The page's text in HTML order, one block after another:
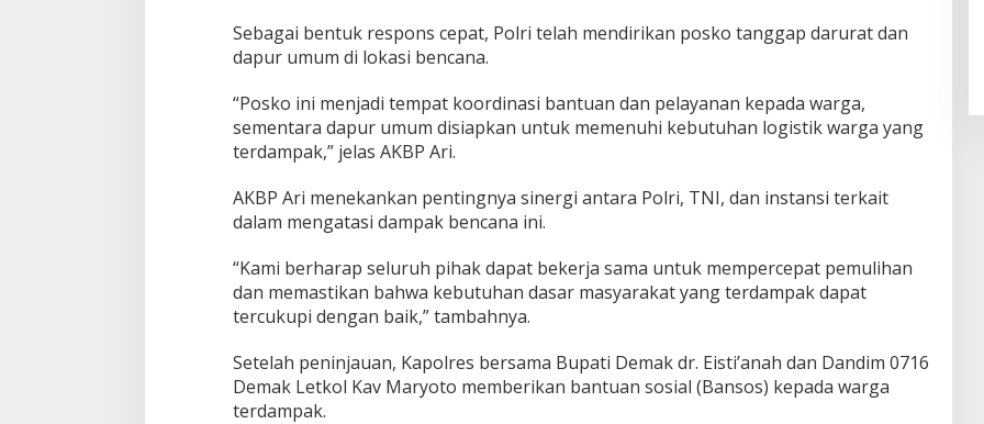
Sebagai bentuk respons cepat, Polri telah mendirikan posko tanggap darurat dan
dapur umum di lokasi bencana.
“Posko ini menjadi tempat koordinasi bantuan dan pelayanan kepada warga,
sementara dapur umum disiapkan untuk memenuhi kebutuhan logistik warga yang
terdampak,” jelas AKBP Ari.
AKBP Ari menekankan pentingnya sinergi antara Polri, TNI, dan instansi terkait
dalam mengatasi dampak bencana ini.
“Kami berharap seluruh pihak dapat bekerja sama untuk mempercepat pemulihan
dan memastikan bahwa kebutuhan dasar masyarakat yang terdampak dapat
tercukupi dengan baik,” tambahnya.
Setelah peninjauan, Kapolres bersama Bupati Demak dr. Eisti’anah dan Dandim 0716
Demak Letkol Kav Maryoto memberikan bantuan sosial (Bansos) kepada warga
terdampak.